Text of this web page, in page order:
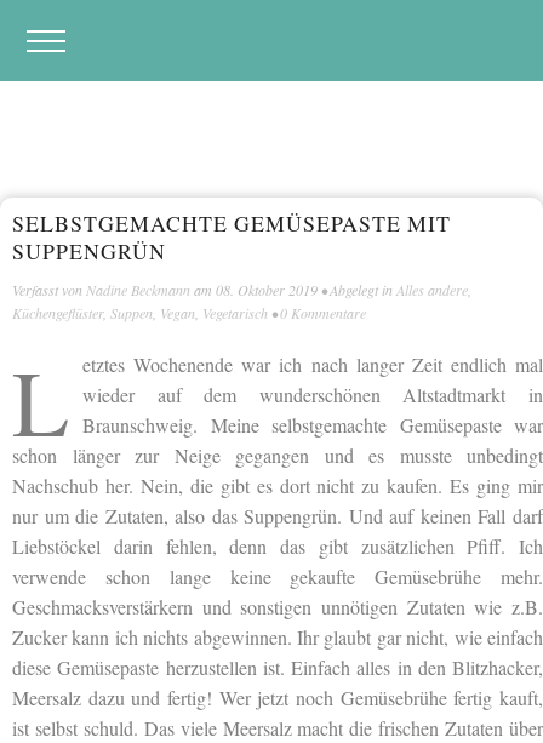
SELBSTGEMACHTE GEMÜSEPASTE MIT
SUPPENGRÜN
Verfasst von Nadine Beckmann am 08. Oktober 2019 • Abgelegt in Alles andere
Küchengeflüster, Suppen Vegan Vegetarisch •0 Kommentare
L etztes Wochenende war ich nach langer Zeit endlich mal
wieder auf dem wunderschönen Altstadtmarkt in
Braunschweig. Meine selbstgemachte Gemüsepaste war
schon länger zur Neige gegangen und es musste unbedingt
Nachschub her. Nein, die gibt es dort nicht zu kaufen. Es ging mir
nur um die Zutaten, also das Suppengrün. Und auf keinen Fall darf
Liebstöckel darin fehlen, denn das gibt zusätzlichen Pfiff. Ich
verwende schon lange keine gekaufte Gemüsebrühe mehr.
Geschmacksverstärkern und sonstigen unnötigen Zutaten wie z.B.
Zucker kann ich nichts abgewinnen. Ihr glaubt gar nicht, wie einfach
diese Gemüsepaste herzustellen ist. Einfach alles in den Blitzhacker,
Meersalz dazu und fertig! Wer jetzt noch Gemüsebrühe fertig kauft,
ist selbst schuld. Das viele Meersalz macht die frischen Zutaten über